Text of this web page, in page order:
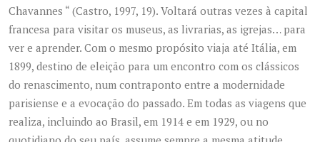
Chavannes “ (Castro, 1997, 19). Voltará outras vezes à capital
francesa para visitar os museus, as livrarias, as igrejas… para
ver e aprender. Com o mesmo propósito viaja até Itália, em
1899, destino de eleição para um encontro com os clássicos
do renascimento, num contraponto entre a modernidade
parisiense e a evocação do passado. Em todas as viagens que
realiza, incluindo ao Brasil, em 1914 e em 1929, ou no